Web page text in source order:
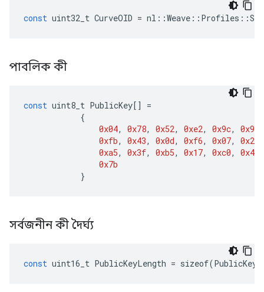
const uint32_t CurveOID = nl ::Weave :: Profiles ::
পাবলিক কী
const uint8_t PublicKey[]
=
{
0x04, 0x78, 0x52, 0xe2, 0x9c, 0x92
0xfb, 0x43, 0x0d, 0xf6, 0x07, 0x29
0xa5, 0x3f, 0xb5, 0x17, 0xc0, 0x47
0x7b
}
সর্বজনীন কী দৈর্ঘ্য
const uint16_t PublicKeyLength = sizeof(PublicKey